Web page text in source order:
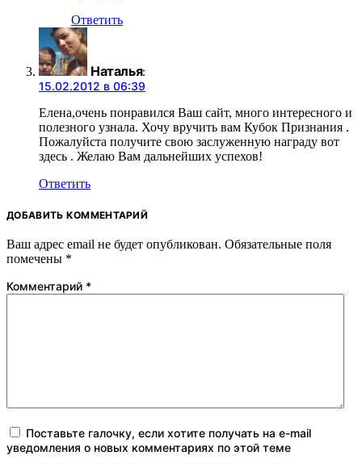
Ответить
Наталья:
15.02.2012 в 06:39
Елена,очень понравился Ваш сайт, много интересного и
полезного узнала. Хочу вручить вам Кубок Признания .
Пожалуйста получите свою заслуженную награду вот
здесь . Желаю Вам дальнейших успехов!
Ответить
ДОБАВИТЬ КОММЕНТАРИЙ
Ваш адрес email не будет опубликован. Обязательные поля
помечены *
Комментарий *
Поставьте галочку, если хотите получать на e-mail
уведомления о новых комментариях по этой теме